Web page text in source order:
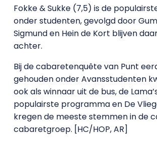
Fokke & Sukke (7,5) is de
onder studenten, gevolgd door
Sigmund en Hein de Kort blijven
achter.
Bij de cabaretenquête van Punt
gehouden onder Avansstudenten
ook als winnaar uit de bus, de
populairste programma en De
kregen de meeste stemmen in de
cabaretgroep. [HC/HOP, AR]